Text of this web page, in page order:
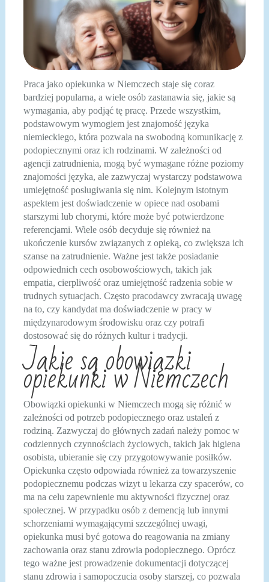
Praca jako opiekunka w Niemczech staje się coraz
bardziej popularna, a wiele osób zastanawia się, jakie są
wymagania, aby podjąć tę pracę. Przede wszystkim,
podstawowym wymogiem jest znajomość języka
niemieckiego, która pozwala na swobodną komunikację z
podopiecznymi oraz ich rodzinami. W zależności od
agencji zatrudnienia, mogą być wymagane różne poziomy
znajomości języka, ale zazwyczaj wystarczy podstawowa
umiejętność posługiwania się nim. Kolejnym istotnym
aspektem jest doświadczenie w opiece nad osobami
starszymi lub chorymi, które może być potwierdzone
referencjami. Wiele osób decyduje się również na
ukończenie kursów związanych z opieką, co zwiększa ich
szanse na zatrudnienie. Ważne jest także posiadanie
odpowiednich cech osobowościowych, takich jak
empatia, cierpliwość oraz umiejętność radzenia sobie w
trudnych sytuacjach. Często pracodawcy zwracają uwagę
na to, czy kandydat ma doświadczenie w pracy w
międzynarodowym środowisku oraz czy potrafi
dostosować się do różnych kultur i tradycji.
Jakie są obowiązki
opiekunki w Niemczech
Obowiązki opiekunki w Niemczech mogą się różnić w
zależności od potrzeb podopiecznego oraz ustaleń z
rodziną. Zazwyczaj do głównych zadań należy pomoc w
codziennych czynnościach życiowych, takich jak higiena
osobista, ubieranie się czy przygotowywanie posiłków.
Opiekunka często odpowiada również za towarzyszenie
podopiecznemu podczas wizyt u lekarza czy spacerów, co
ma na celu zapewnienie mu aktywności fizycznej oraz
społecznej. W przypadku osób z demencją lub innymi
schorzeniami wymagającymi szczególnej uwagi,
opiekunka musi być gotowa do reagowania na zmiany
zachowania oraz stanu zdrowia podopiecznego. Oprócz
tego ważne jest prowadzenie dokumentacji dotyczącej
stanu zdrowia i samopoczucia osoby starszej, co pozwala